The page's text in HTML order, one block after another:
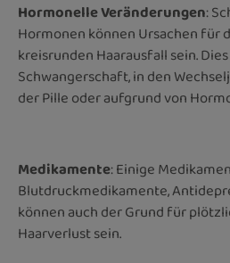
Hormonelle Veränderungen:
Hormonen können Ursachen für
kreisrunden Haarausfall sein.
Schwangerschaft, in den
der Pille oder aufgrund von
Medikamente: Einige
Blutdruckmedikamente,
können auch der Grund für
Haarverlust sein.